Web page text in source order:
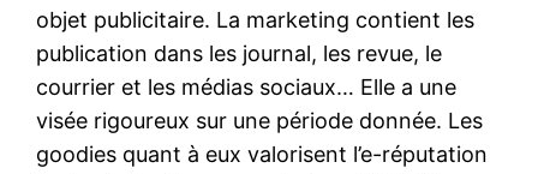
objet publicitaire. La marketing contient les
publication dans les journal, les revue, le
courrier et les médias sociaux… Elle a une
visée rigoureux sur une période donnée. Les
goodies quant à eux valorisent l’e-réputation